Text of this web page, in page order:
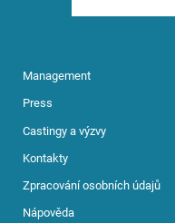
Management
Press
Castingy a výzvy
Kontakty
Zpracování osobních údajů
Nápověda